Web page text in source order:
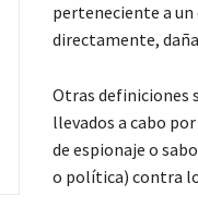
perteneciente a
directamente,
Otras definiciones
llevados a cabo
de espionaje o
o política) contra